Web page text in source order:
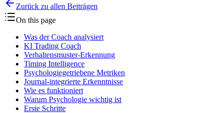
Zurück zu allen Beiträgen
On this page
Was der Coach analysiert
KI Trading Coach
Verhaltensmuster-Erkennung
Timing Intelligence
Psychologiegetriebene Metriken
Journal-integrierte Erkenntnisse
Wie es funktioniert
Warum Psychologie wichtig ist
Erste Schritte